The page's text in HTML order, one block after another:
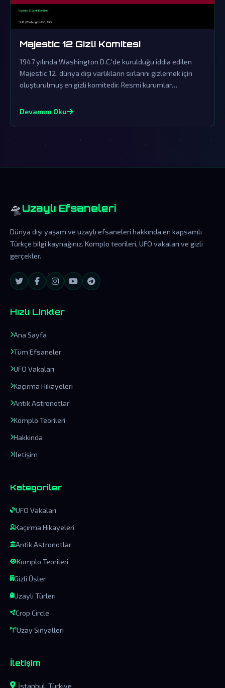
Majestic 12 Gizli Komitesi
1947 yılında Washington D.C.'de kurulduğu iddia edilen
Majestic 12, dünya dışı varlıkların sırlarını gizlemek için
oluşturulmuş en gizli komitedir. Resmi kurumlar
ziyaretçilerin varlığını saklayan devasa bir komplo
Devamını Oku
🛸 Uzaylı Efsaneleri
Dünya dışı yaşam ve uzaylı efsaneleri hakkında en kapsamlı
Türkçe bilgi kaynağınız. Komplo teorileri, UFO vakaları ve gizli
gerçekler.
Hızlı Linkler
Ana Sayfa
Tüm Efsaneler
UFO Vakaları
Kaçırma Hikayeleri
Antik Astronotlar
Komplo Teorileri
Hakkında
İletişim
Kategoriler
UFO Vakaları
Kaçırma Hikayeleri
Antik Astronotlar
Komplo Teorileri
Gizli Üsler
Uzaylı Türleri
Crop Circle
Uzay Sinyalleri
İletişim
İstanbul, Türkiye